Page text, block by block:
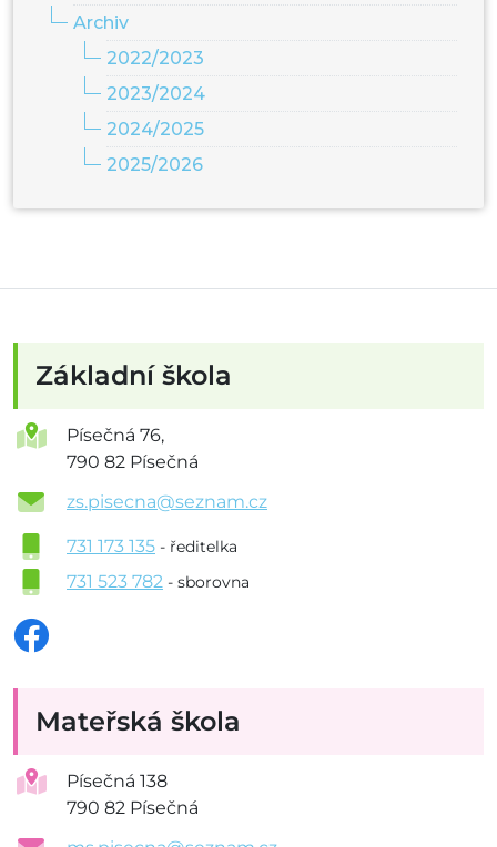
Archiv
2022/2023
2023/2024
2024/2025
2025/2026
Základní škola
Písečná 76,
790 82 Písečná
zs.pisecna@seznam.cz
731 173 135 - ředitelka
731 523 782 - sborovna
Mateřská škola
Písečná 138
790 82 Písečná